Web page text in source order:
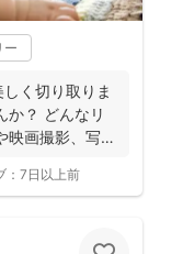
ー
く切り取りま
か？ どんなリ
映画撮影、写真
7日以上前